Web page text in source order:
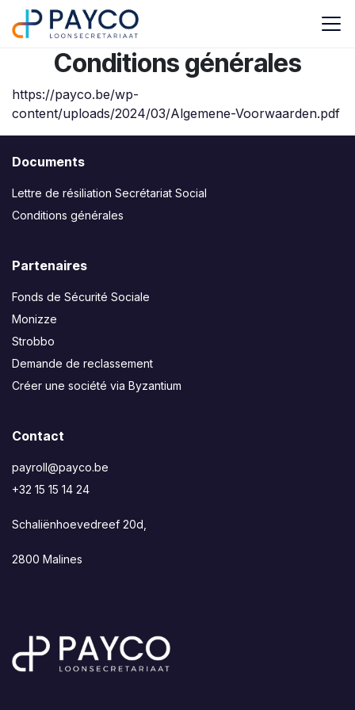
Se rendre au contenu
Conditions générales
https://payco.be/wp-
content/uploads/2024/03/Algemene-Voorwaarden.pdf
Documents
Lettre de résiliation Secrétariat Social
Conditions générales
Partenaires
Fonds de Sécurité Sociale
Monizze
Strobbo
Demande de reclassement
Créer une société via Byzantium
Contact
payroll@payco.be
+32 15 15 14 24
Schaliënhoevedreef 20d,
2800 Malines